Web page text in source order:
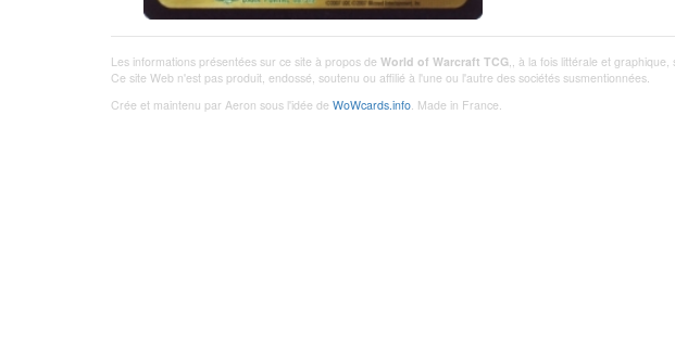
Les informations présentées sur ce site à propos de World of Warcraft TCG,, à la fois littérale et graphique,
Ce site Web n'est pas produit, endossé, soutenu ou affilié à l'une ou l'autre des sociétés susmentionnées.
Crée et maintenu par Aeron sous l'idée de WoWcards.info. Made in France.